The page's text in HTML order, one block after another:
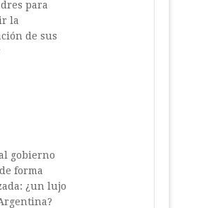
para
la
de sus
gobierno
forma
¿un lujo